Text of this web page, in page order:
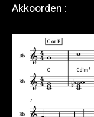
Akkoorden :